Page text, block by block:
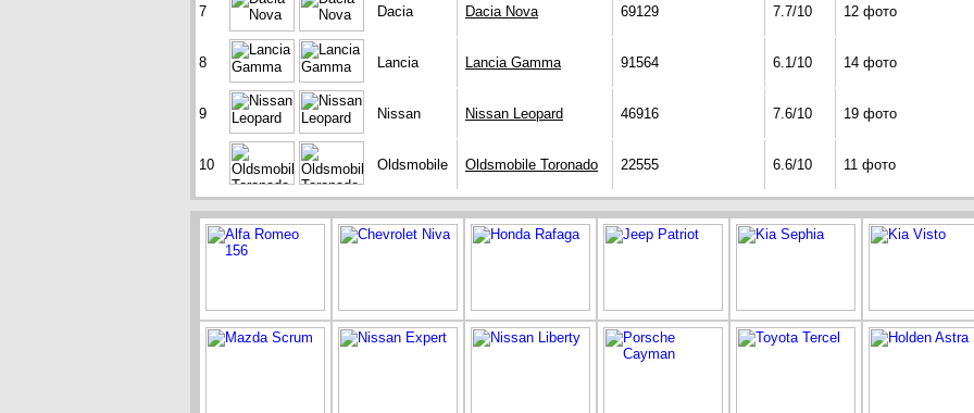
7 Dacia Dacia Nova 69129 7.7/10 12 фото
8 Lancia Lancia Gamma 91564 6.1/10 14 фото
9 Nissan Nissan Leopard 46916 7.6/10 19 фото
10 Oldsmobile Oldsmobile Toronado 22555 6.6/10 11 фото